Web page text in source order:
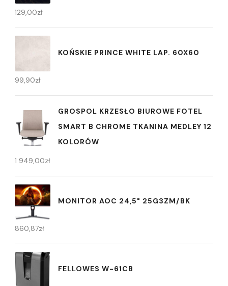
129,00zł
KOŃSKIE PRINCE WHITE LAP. 60X60
99,90zł
GROSPOL KRZESŁO BIUROWE FOTEL
SMART B CHROME TKANINA MEDLEY 12
KOLORÓW
1 949,00zł
MONITOR AOC 24,5" 25G3ZM/BK
860,87zł
FELLOWES W-61CB